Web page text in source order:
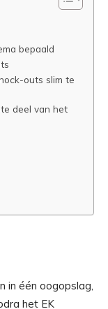
bepaald
outs slim te
deel van het
in één oogopslag,
het EK